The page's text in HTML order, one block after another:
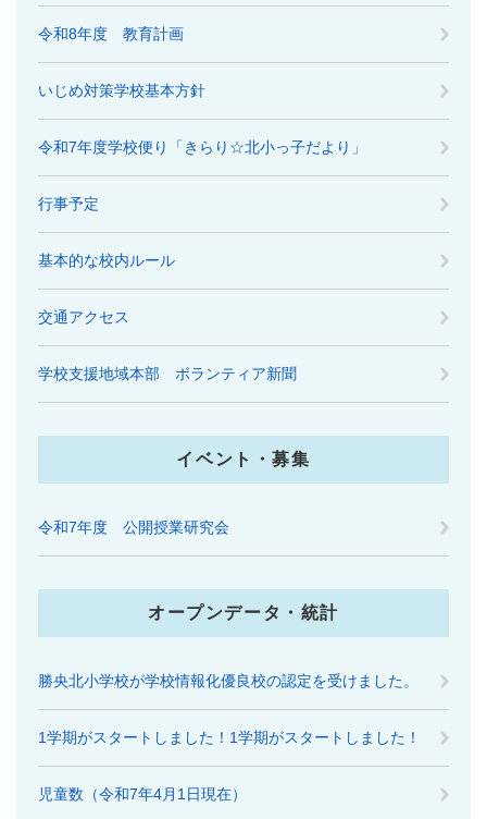
令和8年度 教育計画
いじめ対策学校基本方針
令和7年度学校便り「きらり☆北小っ子だより」
行事予定
基本的な校内ルール
交通アクセス
学校支援地域本部 ボランティア新聞
イベント・募集
令和7年度 公開授業研究会
オープンデータ・統計
勝央北小学校が学校情報化優良校の認定を受けました。
1学期がスタートしました！1学期がスタートしました！
児童数（令和7年4月1日現在）